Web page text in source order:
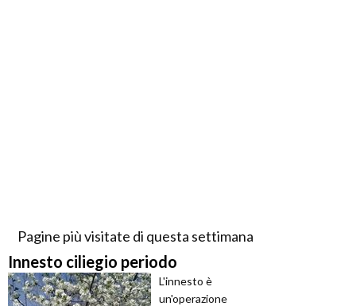
Pagine più visitate di questa settimana
Innesto ciliegio periodo
L'innesto è
un'operazione